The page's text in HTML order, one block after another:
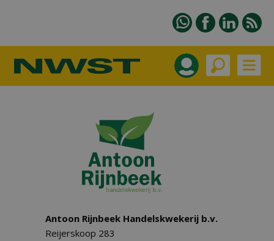
Antoon Rijnbeek Handelskwekerij b.v.
Reijerskoop 283